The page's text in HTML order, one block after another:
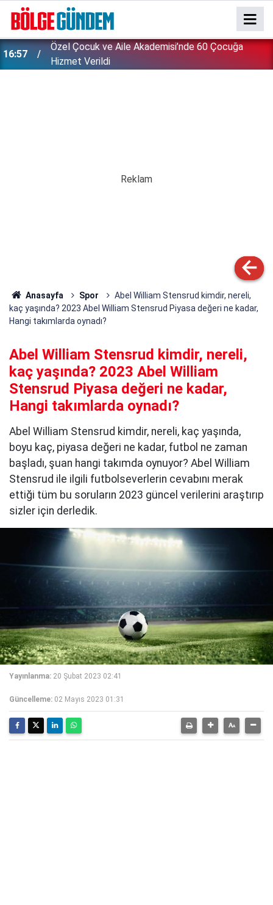
16:57
Özel Çocuk ve Aile Akademisi’nde 60 Çocuğa
Hizmet Verildi
Anasayfa Spor
Abel William Stensrud kimdir, nereli,
kaç yaşında? 2023 Abel William Stensrud Piyasa değeri ne kadar,
Hangi takımlarda oynadı?
Abel William Stensrud kimdir, nereli,
kaç yaşında? 2023 Abel William
Stensrud Piyasa değeri ne kadar,
Hangi takımlarda oynadı?
Abel William Stensrud kimdir, nereli, kaç yaşında,
boyu kaç, piyasa değeri ne kadar, futbol ne zaman
başladı, şuan hangi takımda oynuyor? Abel William
Stensrud ile ilgili futbolseverlerin cevabını merak
ettiği tüm bu soruların 2023 güncel verilerini araştırıp
sizler için derledik.
Yayınlanma: 20 Şubat 2023 02:41
Güncelleme: 02 Mayıs 2023 01:31